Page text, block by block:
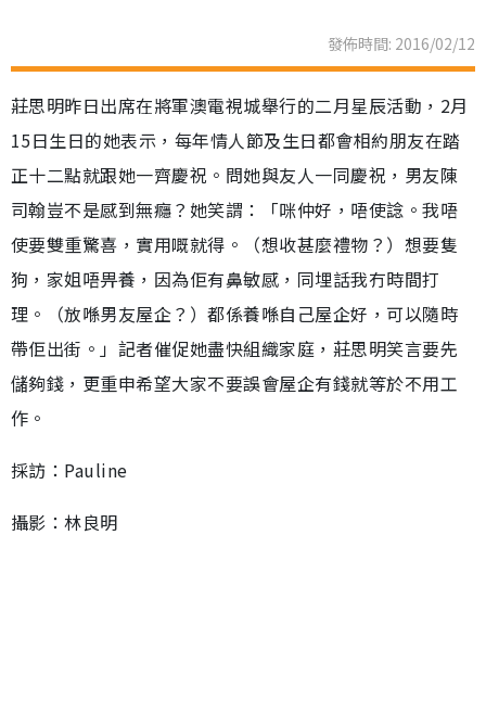
發佈時間: 2016/02/12
莊思明昨日出席在將軍澳電視城舉行的二月星辰活動，2月
15日生日的她表示，每年情人節及生日都會相約朋友在踏
正十二點就跟她一齊慶祝。問她與友人一同慶祝，男友陳
司翰豈不是感到無癮？她笑謂：「咪仲好，唔使諗。我唔
使要雙重驚喜，實用嘅就得。（想收甚麼禮物？）想要隻
狗，家姐唔畀養，因為佢有鼻敏感，同埋話我冇時間打
理。（放喺男友屋企？）都係養喺自己屋企好，可以隨時
帶佢出街。」記者催促她盡快組織家庭，莊思明笑言要先
儲夠錢，更重申希望大家不要誤會屋企有錢就等於不用工
作。
採訪：Pauline
攝影：林良明